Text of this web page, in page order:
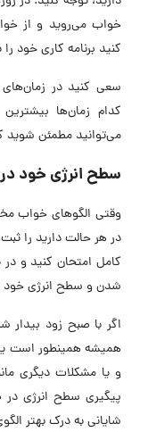
خواب می‌روید و از
کنید برنامه کاری خود
سعی کنید در زمان‌های
کدام زمان‌ها
می‌توانید مطمئن شوید
سطح انرژی خود
وقتی الگوهای خواب
در هر حالت دارید را
کامل امتحان کنید و
شدن و سطح انرژی خود
اگر با صبح زود
همیشه همینطور است
و یا مشکلات دیگری
پیگیری سطح انرژی
شایانی به درک بهتر